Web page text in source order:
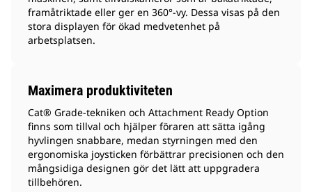
framåtriktade eller ger en 360°-vy. Dessa visas på den
stora displayen för ökad medvetenhet på
arbetsplatsen.
Maximera produktiviteten
Cat® Grade-tekniken och Attachment Ready Option
finns som tillval och hjälper föraren att sätta igång
hyvlingen snabbare, medan styrningen med den
ergonomiska joysticken förbättrar precisionen och den
mångsidiga designen gör det lätt att uppgradera
tillbehören.